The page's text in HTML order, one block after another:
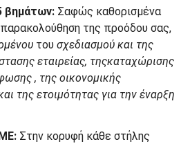
βημάτων: Σαφώς καθορισμένα
της προόδου σας,
του σχεδιασμού και της
εταιρείας, τηςκαταχώρισης
, της οικονομικής
της ετοιμότητας για την έναρξη
Στην κορυφή κάθε στήλης